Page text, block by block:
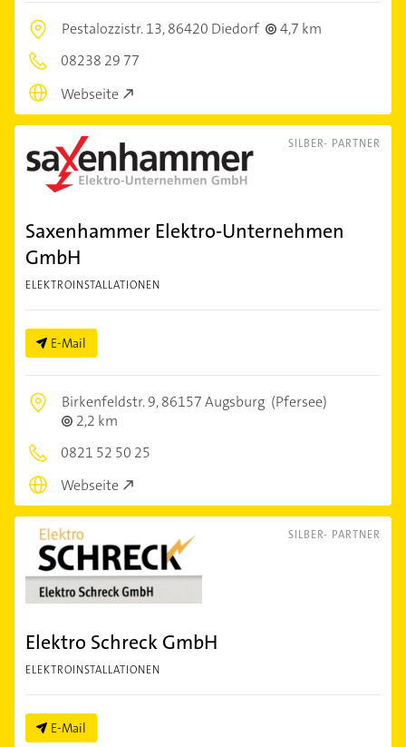
Pestalozzistr. 13,86420 Diedorf
4,7 km
08238 29 77
Webseite
SILBER- PARTNER
Saxenhammer Elektro-Unternehmen
GmbH
ELEKTROINSTALLATIONEN
E-Mail
Birkenfeldstr. 9,86157 Augsburg (Pfersee)
2,2 km
0821 52 50 25
Webseite
SILBER- PARTNER
Elektro Schreck GmbH
ELEKTROINSTALLATIONEN
E-Mail